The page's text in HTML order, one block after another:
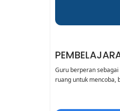
Guru berperan
ruang untuk mencoba,